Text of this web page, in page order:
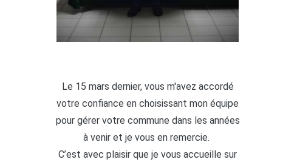
Le 15 mars dernier, vous m'avez accordé
votre confiance en choisissant mon équipe
pour gérer votre commune dans les années
à venir et je vous en remercie.
C’est avec plaisir que je vous accueille sur